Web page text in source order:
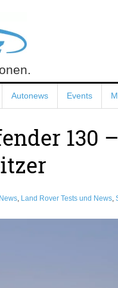
Autonews Events
, Land Rover Tests und News,